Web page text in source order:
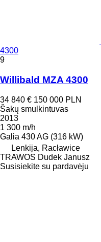
4300
9
Willibald MZA 4300
34 840 € 150 000 PLN
Šakų smulkintuvas
2013
1 300 m/h
Galia 430 AG (316 kW)
Lenkija, Racławice
TRAWOS Dudek Janusz
Susisiekite su pardavėju